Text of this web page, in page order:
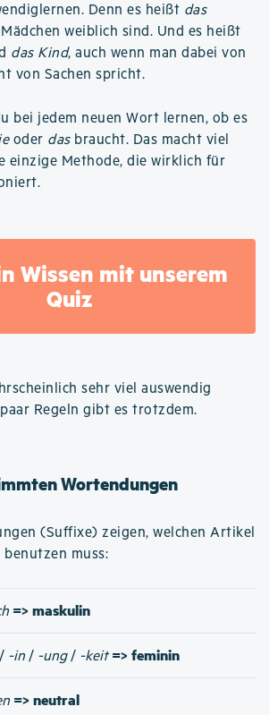
Denn es heißt das
weiblich sind. Und es heißt
das Kind, auch wenn man dabei von
von Sachen spricht.
bei jedem neuen Wort lernen, ob es
oder dasbraucht. Das macht viel
einzige Methode, die wirklich für
Wissen mit unserem
Quiz
sehr viel auswendig
Regeln gibt es trotzdem.
Wortendungen
(Suffixe) zeigen, welchen Artikel
muss:
=> maskulin
-in / -ung/ -keit => feminin
=> neutral